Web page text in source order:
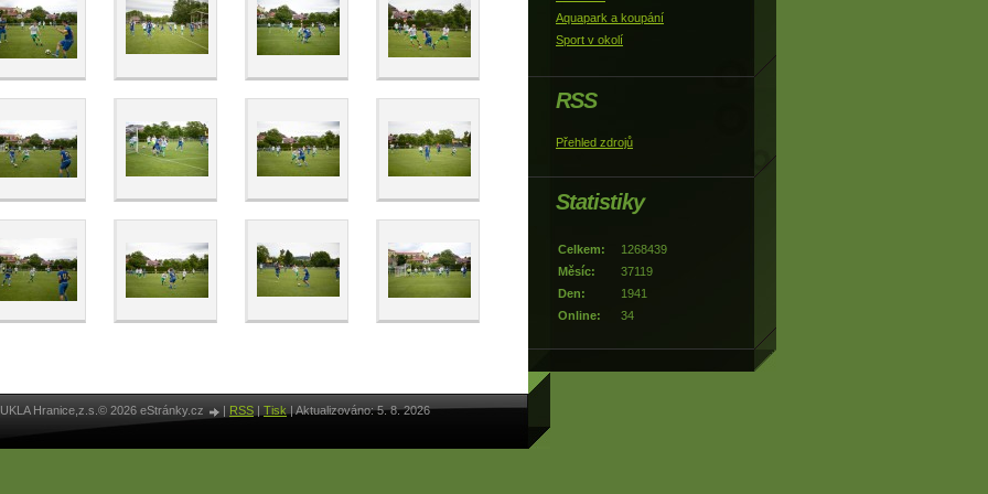
Aquapark a koupání
Sport v okolí
RSS
Přehled zdrojů
Statistiky
Online: 34
Celkem:
1268439
Měsíc:
37119
Den:
1941
Hranice,z.s.© 2026 eStránky.cz RSS Tisk Aktualizováno: 5. 8. 2026